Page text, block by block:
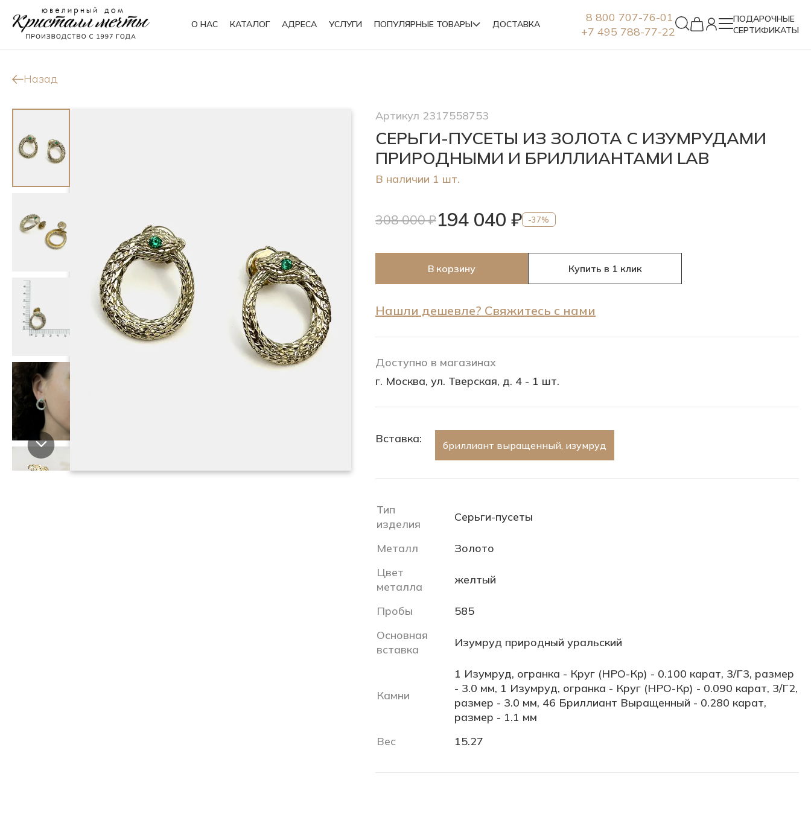
О НАС КАТАЛОГ АДРЕСА УСЛУГИ ПОПУЛЯРНЫЕ ТОВАРЫ ДОСТАВКА
8 800 707-76-01
+7 495 788-77-22
ПОДАРОЧНЫЕ
СЕРТИФИКАТЫ
Кольца
Колье Броши
Назад
Артикул 2317558753
СЕРЬГИ-ПУСЕТЫ ИЗ ЗОЛОТА С ИЗУМРУДАМИ
ПРИРОДНЫМИ И БРИЛЛИАНТАМИ LAB
В наличии 1 шт.
308 000 ₽194 040 ₽ -37%
В корзину Купить в 1 клик
Нашли дешевле? Свяжитесь с нами
Доступно в магазинах
г. Москва, ул. Тверская, д. 4 - 1 шт.
Вставка: бриллиант выращенный, изумруд
Тип
изделия
Серьги-пусеты
Металл
Золото
Цвет
металла
желтый
Пробы
585
Основная
вставка
Изумруд природный уральский
Камни
1 Изумруд, огранка - Круг (НРО-Кр) - 0.100 карат, 3/Г3, размер
- 3.0 мм, 1 Изумруд, огранка - Круг (НРО-Кр) - 0.090 карат, 3/Г2,
размер - 3.0 мм, 46 Бриллиант Выращенный - 0.280 карат,
размер - 1.1 мм
Вес
15.27